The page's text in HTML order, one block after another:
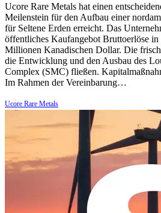
Ucore Rare Metals hat einen
Meilenstein für den Aufbau einer
für Seltene Erden erreicht. Das
öffentliches Kaufangebot Bruttoerlöse
Millionen Kanadischen Dollar. Die
die Entwicklung und den Ausbau des
Complex (SMC) fließen.
Im Rahmen der Vereinbarung…
Ucore Rare Metals